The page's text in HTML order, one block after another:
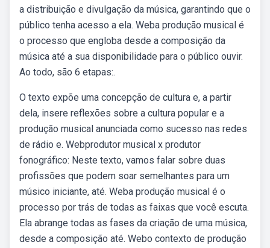
a distribuição e divulgação da música, garantindo que o
público tenha acesso a ela. Weba produção musical é
o processo que engloba desde a composição da
música até a sua disponibilidade para o público ouvir.
Ao todo, são 6 etapas:.
O texto expõe uma concepção de cultura e, a partir
dela, insere reflexões sobre a cultura popular e a
produção musical anunciada como sucesso nas redes
de rádio e. Webprodutor musical x produtor
fonográfico: Neste texto, vamos falar sobre duas
profissões que podem soar semelhantes para um
músico iniciante, até. Weba produção musical é o
processo por trás de todas as faixas que você escuta.
Ela abrange todas as fases da criação de uma música,
desde a composição até. Webo contexto de produção